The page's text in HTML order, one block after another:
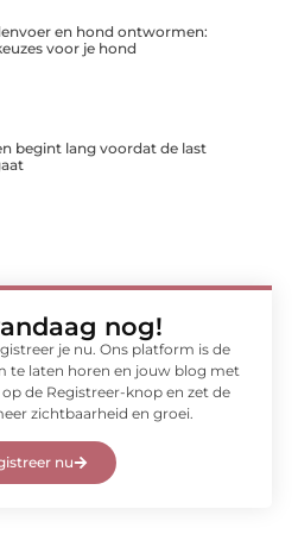
en hond ontwormen:
voor je hond
begint lang voordat de last
nog!
je nu. Ons platform is de
te laten horen en jouw blog met
de Registreer-knop en zet de
zichtbaarheid en groei.
nu